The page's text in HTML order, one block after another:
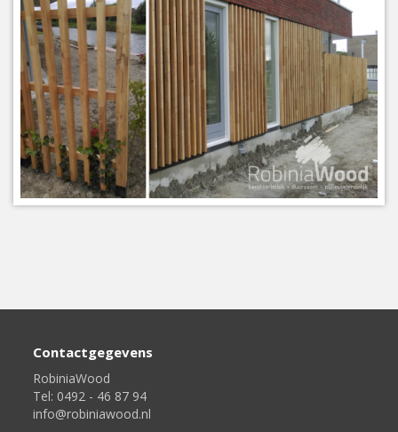
Contactgegevens
RobiniaWood
Tel: 0492 - 46 87 94
info@robiniawood.nl